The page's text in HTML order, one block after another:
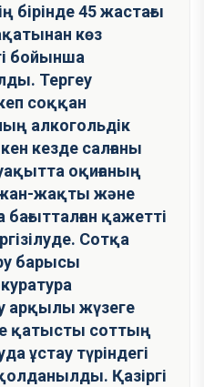
бірінде 45 жастағы
көз
бойынша
Тергеу
соққан
алкогольдік
кезде салғаны
оқиғаның
жақты және
қажетті
Сотқа
барысы
арқылы жүзеге
қатысты соттың
ұстау түріндегі
Қазіргі